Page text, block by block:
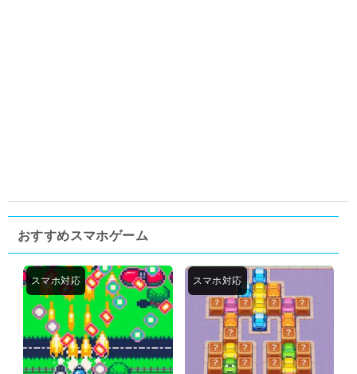
おすすめスマホゲーム